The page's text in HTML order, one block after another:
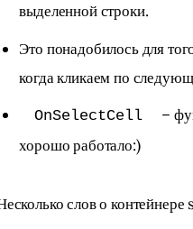
выделенной строки.
Это понадобилось для
когда кликаем по
OnSelectCell
–
хорошо работало:)
слов о